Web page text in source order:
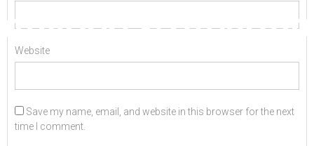
συνοδό εξοπλισμό
Website
Save my name, email, and website in this browser for the next
time I comment.